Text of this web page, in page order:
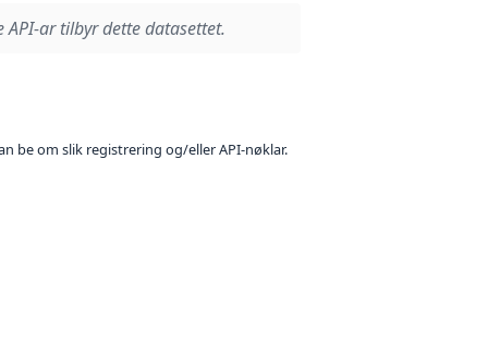
API-ar tilbyr dette datasettet.
be om slik registrering og/eller API-nøklar.